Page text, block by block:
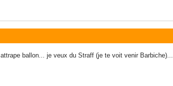
ballon... je veux du Straff (je te voit venir Barbiche)...